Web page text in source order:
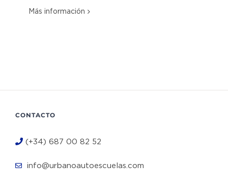
Más información
CONTACTO
(+34) 687 00 82 52
info@urbanoautoescuelas.com